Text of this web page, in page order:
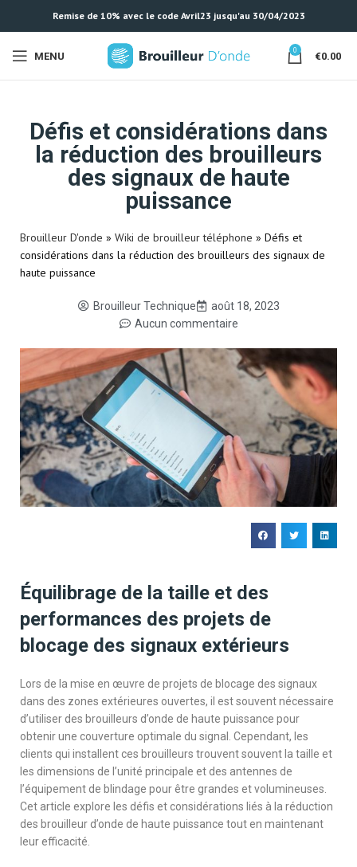
Remise de 10% avec le code Avril23 jusqu'au 30/04/2023
MENU 0 €0.00
Défis et considérations dans
la réduction des brouilleurs
des signaux de haute
puissance
Brouilleur D'onde » Wiki de brouilleur téléphone » Défis et
considérations dans la réduction des brouilleurs des signaux de
haute puissance
Brouilleur Technique
août 18, 2023
Aucun commentaire
Équilibrage de la taille et des
performances des projets de
blocage des signaux extérieurs
Lors de la mise en œuvre de projets de blocage des signaux
dans des zones extérieures ouvertes, il est souvent nécessaire
d’utiliser des brouilleurs d’onde de haute puissance pour
obtenir une couverture optimale du signal. Cependant, les
clients qui installent ces brouilleurs trouvent souvent la taille et
les dimensions de l’unité principale et des antennes de
l’équipement de blindage pour être grandes et volumineuses.
Cet article explore les défis et considérations liés à la réduction
des brouilleur d’onde de haute puissance tout en maintenant
leur efficacité.